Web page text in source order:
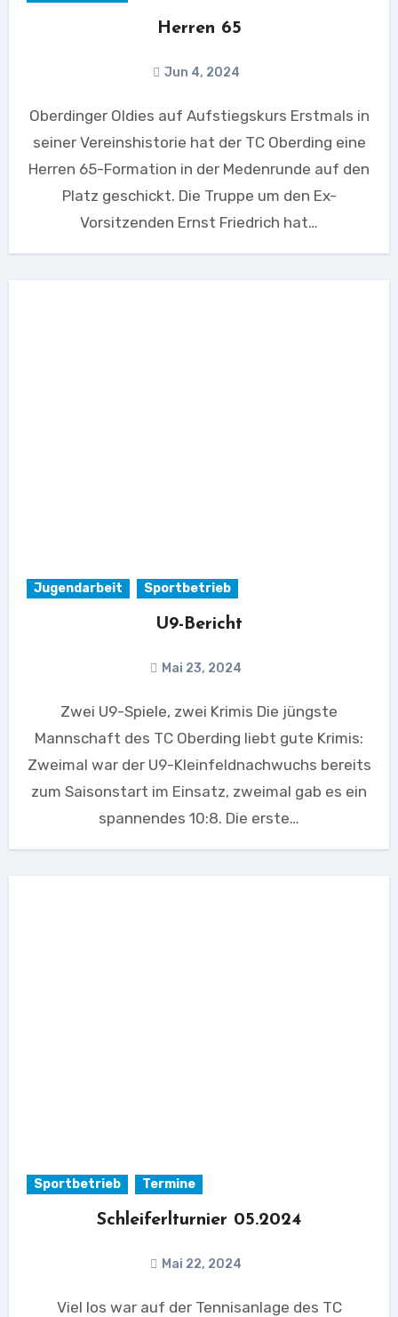
Herren 65
Jun 4, 2024
Oberdinger Oldies auf Aufstiegskurs Erstmals in
seiner Vereinshistorie hat der TC Oberding eine
Herren 65-Formation in der Medenrunde auf den
Platz geschickt. Die Truppe um den Ex-
Vorsitzenden Ernst Friedrich hat…
Jugendarbeit Sportbetrieb
U9-Bericht
Mai 23, 2024
Zwei U9-Spiele, zwei Krimis Die jüngste
Mannschaft des TC Oberding liebt gute Krimis:
Zweimal war der U9-Kleinfeldnachwuchs bereits
zum Saisonstart im Einsatz, zweimal gab es ein
spannendes 10:8. Die erste…
Sportbetrieb Termine
Schleiferlturnier 05.2024
Mai 22, 2024
Viel los war auf der Tennisanlage des TC